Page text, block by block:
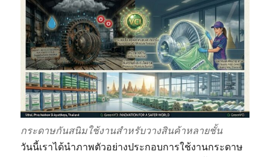
ต้นทุน
ใน
การ
จัด
ส่ง/
เก็บ
กระดาษกันสนิมใช้งานสำหรับวางสินค้าหลายชั้น
วันนี้เราได้นำภาพตัวอย่างประกอบการใช้งานกระดาษ